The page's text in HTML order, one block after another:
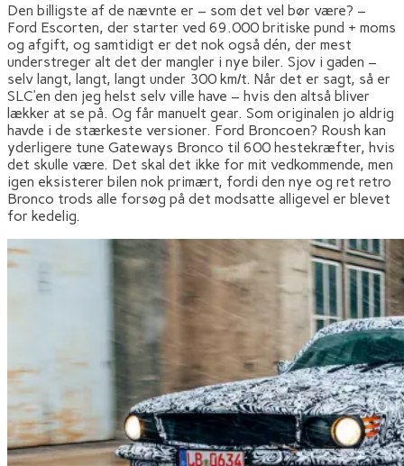
Den billigste af de nævnte er – som det vel bør være? –
Ford Escorten, der starter ved 69.000 britiske pund + moms
og afgift, og samtidigt er det nok også dén, der mest
understreger alt det der mangler i nye biler. Sjov i gaden –
selv langt, langt, langt under 300 km/t. Når det er sagt, så er
SLC’en den jeg helst selv ville have – hvis den altså bliver
lækker at se på. Og får manuelt gear. Som originalen jo aldrig
havde i de stærkeste versioner. Ford Broncoen? Roush kan
yderligere tune Gateways Bronco til 600 hestekræfter, hvis
det skulle være. Det skal det ikke for mit vedkommende, men
igen eksisterer bilen nok primært, fordi den nye og ret retro
Bronco trods alle forsøg på det modsatte alligevel er blevet
for kedelig.